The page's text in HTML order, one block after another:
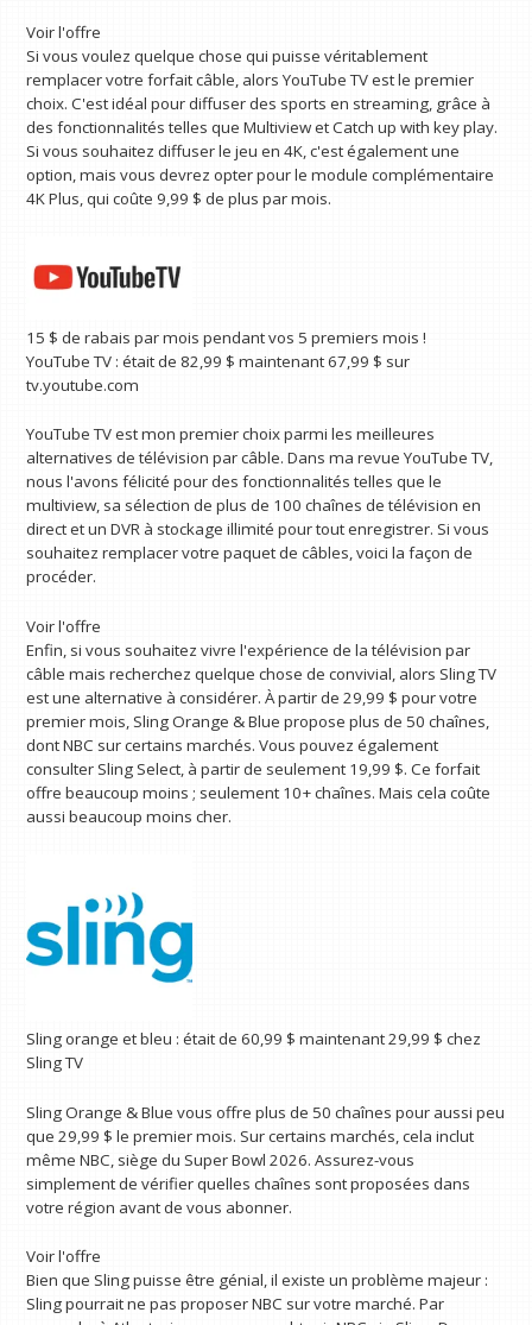
Voir l'offre
Si vous voulez quelque chose qui puisse véritablement
remplacer votre forfait câble, alors YouTube TV est le premier
choix. C'est idéal pour diffuser des sports en streaming, grâce à
des fonctionnalités telles que Multiview et Catch up with key play.
Si vous souhaitez diffuser le jeu en 4K, c'est également une
option, mais vous devrez opter pour le module complémentaire
4K Plus, qui coûte 9,99 $ de plus par mois.
15 $ de rabais par mois pendant vos 5 premiers mois !
YouTube TV : était de 82,99 $ maintenant 67,99 $ sur
tv.youtube.com
YouTube TV est mon premier choix parmi les meilleures
alternatives de télévision par câble. Dans ma revue YouTube TV,
nous l'avons félicité pour des fonctionnalités telles que le
multiview, sa sélection de plus de 100 chaînes de télévision en
direct et un DVR à stockage illimité pour tout enregistrer. Si vous
souhaitez remplacer votre paquet de câbles, voici la façon de
procéder.
Voir l'offre
Enfin, si vous souhaitez vivre l'expérience de la télévision par
câble mais recherchez quelque chose de convivial, alors Sling TV
est une alternative à considérer. À partir de 29,99 $ pour votre
premier mois, Sling Orange & Blue propose plus de 50 chaînes,
dont NBC sur certains marchés. Vous pouvez également
consulter Sling Select, à partir de seulement 19,99 $. Ce forfait
offre beaucoup moins ; seulement 10+ chaînes. Mais cela coûte
aussi beaucoup moins cher.
Sling orange et bleu : était de 60,99 $ maintenant 29,99 $ chez
Sling TV
Sling Orange & Blue vous offre plus de 50 chaînes pour aussi peu
que 29,99 $ le premier mois. Sur certains marchés, cela inclut
même NBC, siège du Super Bowl 2026. Assurez-vous
simplement de vérifier quelles chaînes sont proposées dans
votre région avant de vous abonner.
Voir l'offre
Bien que Sling puisse être génial, il existe un problème majeur :
Sling pourrait ne pas proposer NBC sur votre marché. Par